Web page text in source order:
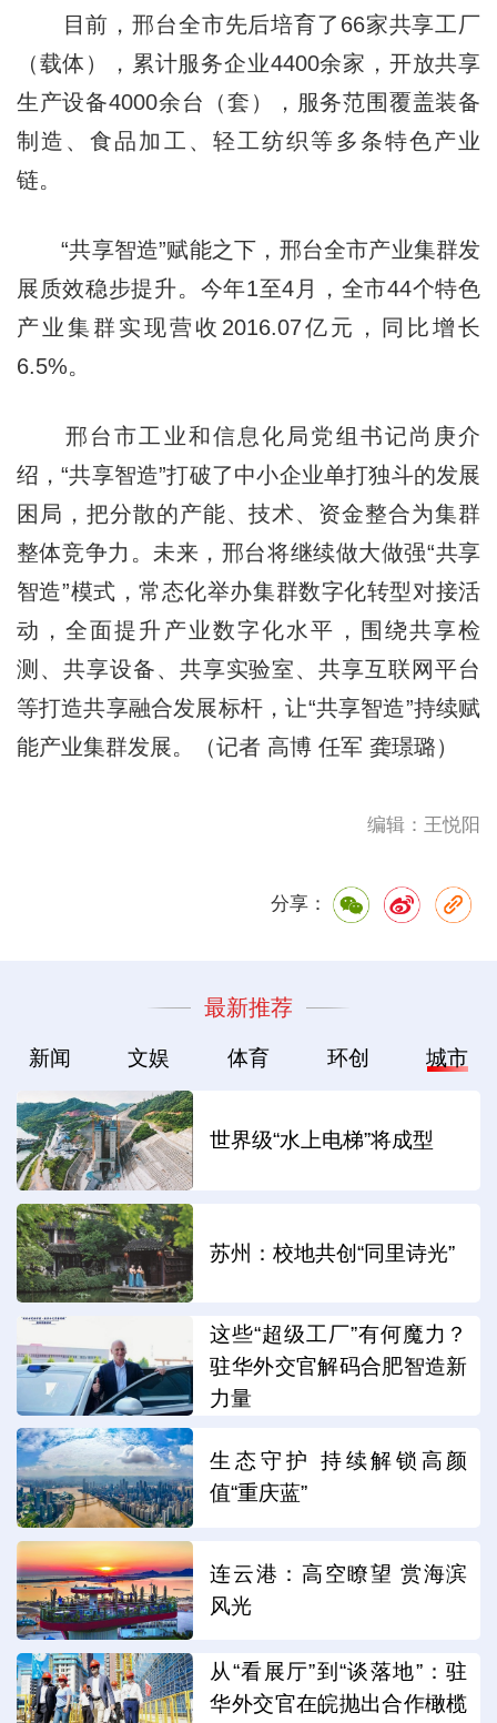
目前，邢台全市先后培育了66家共享工厂
（载体），累计服务企业4400余家，开放共享
生产设备4000余台（套），服务范围覆盖装备
制造、食品加工、轻工纺织等多条特色产业
链。
“共享智造”赋能之下，邢台全市产业集群发
展质效稳步提升。今年1至4月，全市44个特色
产业集群实现营收2016.07亿元，同比增长
6.5%。
邢台市工业和信息化局党组书记尚庚介
绍，“共享智造”打破了中小企业单打独斗的发展
困局，把分散的产能、技术、资金整合为集群
整体竞争力。未来，邢台将继续做大做强“共享
智造”模式，常态化举办集群数字化转型对接活
动，全面提升产业数字化水平，围绕共享检
测、共享设备、共享实验室、共享互联网平台
等打造共享融合发展标杆，让“共享智造”持续赋
能产业集群发展。（记者 高博 任军 龚璟璐）
编辑：王悦阳
分享：
最新推荐
新闻 文娱 体育 环创 城市
世界级“水上电梯”将成型
苏州：校地共创“同里诗光”
这些“超级工厂”有何魔力？
驻华外交官解码合肥智造新
力量
生态守护 持续解锁高颜
值“重庆蓝”
连云港：高空瞭望 赏海滨
风光
从“看展厅”到“谈落地”：驻
华外交官在皖抛出合作橄榄